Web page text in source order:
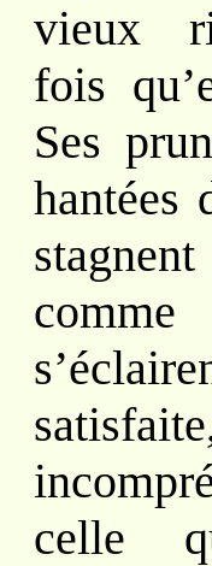
vieux
fois
Ses
hantées
celle